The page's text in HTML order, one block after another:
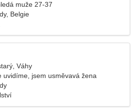
muže 27-37
Belgie
Váhy
uvidíme, jsem usměvavá žena